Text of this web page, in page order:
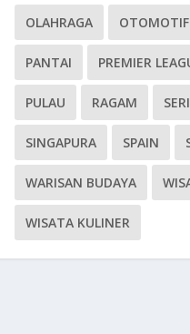
OLAHRAGA OTOMOTIF
PANTAI PREMIER
PULAU RAGAM
SINGAPURA SPAIN
WARISAN BUDAYA
WISATA KULINER